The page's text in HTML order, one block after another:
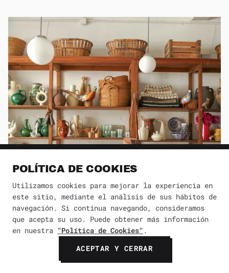
La influencia de la cultura local en los
productos que triunfan a nivel
internacional
POLÍTICA DE COOKIES
Utilizamos cookies para mejorar la experiencia en
este sitio, mediante el análisis de sus hábitos de
navegación. Si continua navegando, consideramos
que acepta su uso. Puede obtener más información
en nuestra "Política de Cookies" .
ACEPTAR Y CERRAR